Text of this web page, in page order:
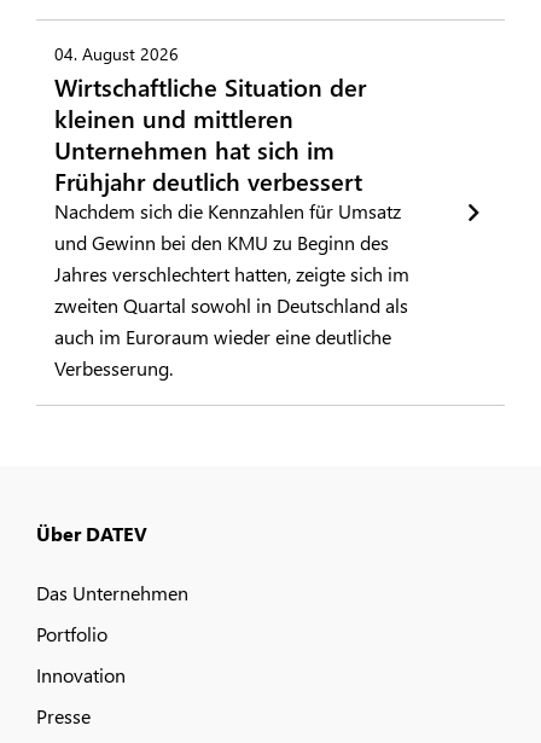
04. August 2026
Wirtschaftliche Situation der
kleinen und mittleren
Unternehmen hat sich im
Frühjahr deutlich verbessert
Nachdem sich die Kennzahlen für Umsatz
und Gewinn bei den KMU zu Beginn des
Jahres verschlechtert hatten, zeigte sich im
zweiten Quartal sowohl in Deutschland als
auch im Euroraum wieder eine deutliche
Verbesserung.
Über DATEV
Das Unternehmen
Portfolio
Innovation
Presse